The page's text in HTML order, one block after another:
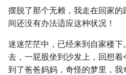
摆脱了那个无赖，我走在回家
间还没有办法适应这种状况！
迷迷茫茫中，已经来到自家楼
去，一屁股坐到沙发上，回想
到了爸爸妈妈，奇怪的梦里，